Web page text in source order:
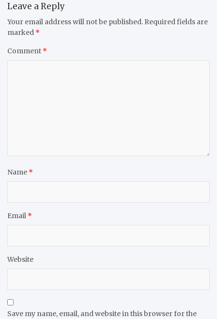
Leave a Reply
Your email address will not be published. Required fields are
marked *
Comment *
Name *
Email *
Website
Save my name, email, and website in this browser for the